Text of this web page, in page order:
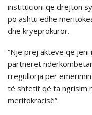
institucioni që drejton
po ashtu edhe
dhe kryeprokuror.
“Një prej akteve që
partnerët
rregullorja për
të shtetit që ta ngrisim
meritokracisë”.